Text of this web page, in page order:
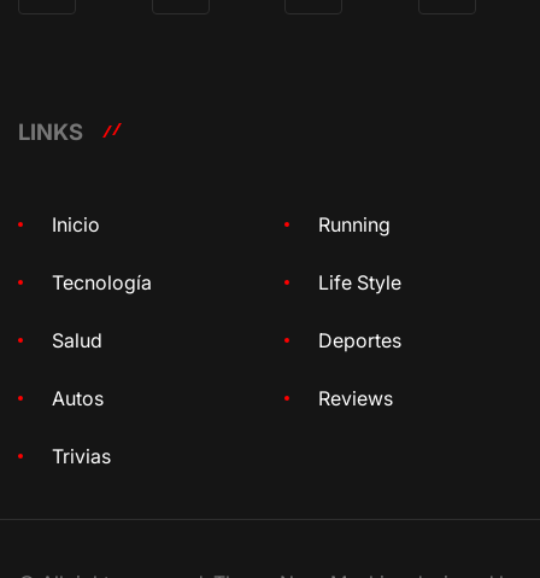
LINKS
Inicio Running
Tecnología Life Style
Salud Deportes
Autos Reviews
Trivias